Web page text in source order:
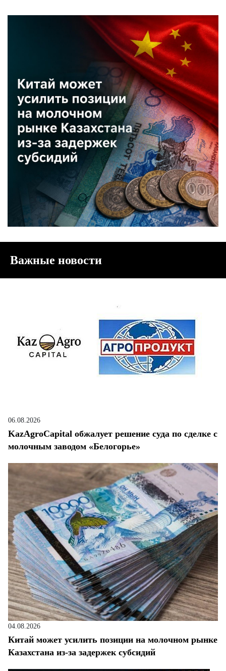
Важные новости
06.08.2026
KazAgroCapital обжалует решение суда по сделке с
молочным заводом «Белогорье»
04.08.2026
Китай может усилить позиции на молочном рынке
Казахстана из-за задержек субсидий